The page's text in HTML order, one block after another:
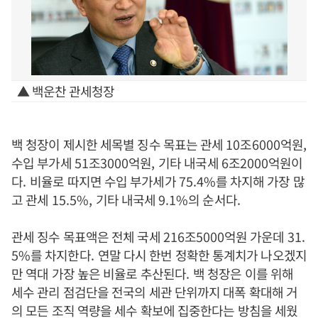
▲ 백운찬 관세청장
백 청장이 제시한 세목별 징수 목표는 관세 10조6000억원,
수입 부가세51조3000억원, 기타 내국세 6조2000억원이
다. 비율로 따지면 수입 부가세가75.4%를 차지해 가장 많
고 관세 15.5%, 기타 내국세9.1%의 순서다.
관세 징수 목표액은 전체 국세 216조5000억원 가운데 31.
5%를 차지한다. 연말 다시 한번 정확한 통계치가 나오겠지
만 역대 가장 높은 비율로 추산된다. 백 청장은 이를 위해
세수 관리 점검단을 전국의 세관 단위까지 대폭 확대해 거
의 모든 조직 역량을 세수 확보에 집중한다는 방침을 세웠